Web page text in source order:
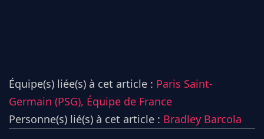
Équipe(s) liée(s) à cet article : Paris Saint-
Germain (PSG), Équipe de France
Personne(s) lié(s) à cet article : Bradley Barcola